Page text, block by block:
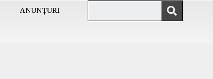
ANUNȚURI